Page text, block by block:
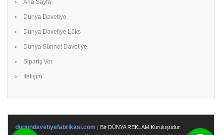
Ana Sayfa
Dünya Davetiye
Dünya Davetiye Lüks
Dünya Sünnet Davetiye
Sipariş Ver
İletişim
dugundavetiyefabrikasi.com | Bir DÜNYA REKLAM Kuruluşudur.